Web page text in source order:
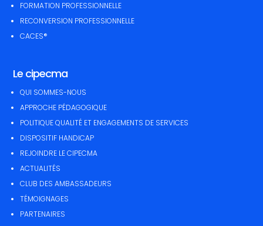
FORMATION PROFESSIONNELLE
RECONVERSION PROFESSIONNELLE
CACES®
Le cipecma
QUI SOMMES-NOUS
APPROCHE PÉDAGOGIQUE
POLITIQUE QUALITÉ ET ENGAGEMENTS DE SERVICES
DISPOSITIF HANDICAP
REJOINDRE LE CIPECMA
ACTUALITÉS
CLUB DES AMBASSADEURS
TÉMOIGNAGES
PARTENAIRES